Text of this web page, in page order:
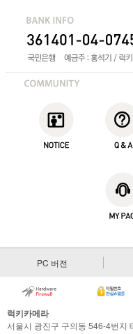
PC 버전
럭키카메라
서울시 광진구 구의동 546-4번지